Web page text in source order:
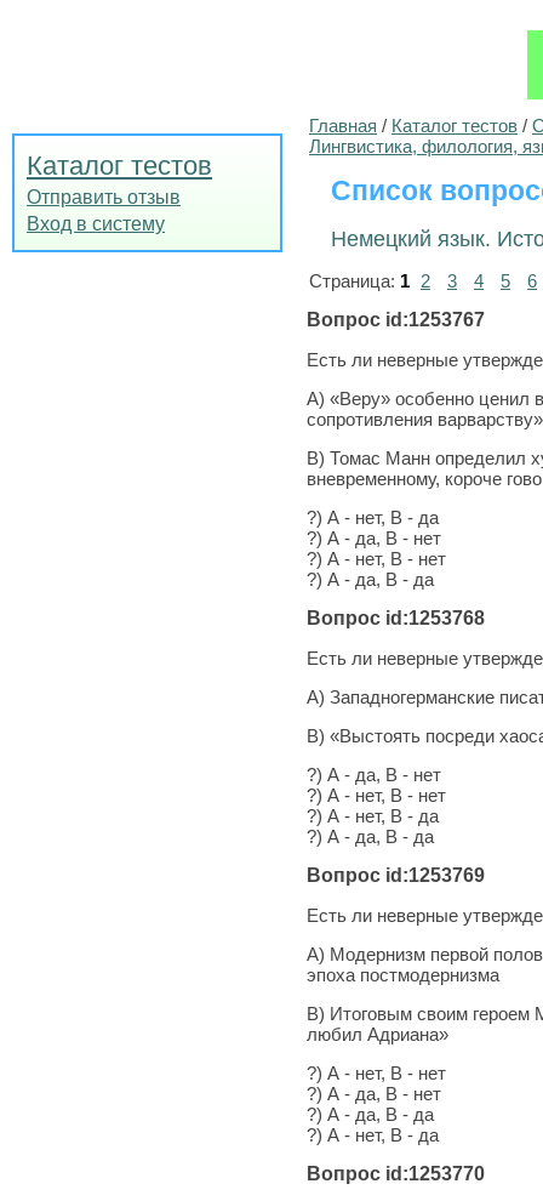
Каталог тестов
Отправить отзыв
Вход в систему
Главная / Каталог тестов /
Лингвистика, филология,
Список
Немецкий язык.
Страница: 1 2 3 4 5
6
Вопрос id:1253767
Есть ли неверные
А) «Веру» особенно ценил
сопротивления варварству»
В) Томас Манн определил
вневременному, короче
?) А - нет, В - да
?) А - да, В - нет
?) А - нет, В - нет
?) А - да, В - да
Вопрос id:1253768
Есть ли неверные
А) Западногерманские
В) «Выстоять посреди
?) А - да, В - нет
?) А - нет, В - нет
?) А - нет, В - да
?) А - да, В - да
Вопрос id:1253769
Есть ли неверные
А) Модернизм первой
эпоха постмодернизма
В) Итоговым своим героем
любил Адриана»
?) А - нет, В - нет
?) А - да, В - нет
?) А - да, В - да
?) А - нет, В - да
Вопрос id:1253770